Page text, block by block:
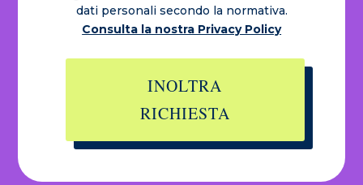
dati personali secondo la normativa.
Consulta la nostra Privacy Policy
INOLTRA
RICHIESTA